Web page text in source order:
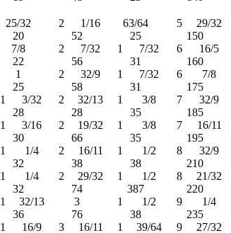
25/32 2 1/16 63/64 5 29/32
20 52 25 150
7/8 2 7/32 1 7/32 6 16/5
22 56 31 160
1 2 32/9 1 7/32 6 7/8
25 58 31 175
1 3/32 2 32/13 1 3/8 7 32/9
28 28 35 185
1 3/16 2 19/32 1 3/8 7 16/11
30 66 35 195
1 1/4 2 16/11 1 1/2 8 32/9
32 38 38 210
1 1/4 2 29/32 1 1/2 8 21/32
32 74 387 220
1 32/13 3 1 1/2 9 1/4
36 76 38 235
1 16/9 3 16/11 1 39/64 9 27/32